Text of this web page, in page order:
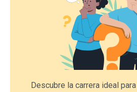
Descubre la carrera ideal